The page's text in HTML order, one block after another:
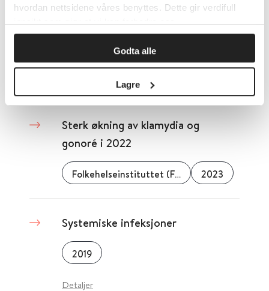
hvordan nettsidene våres benyttes. Dette gir verdifull
innsikt som gjør at vi kan forbedre oss.
Godta alle
Lagre
Folkehelseinstituttet (FHI)
Sterk økning av klamydia og
gonoré i 2022
Folkehelseinstituttet (FHI) 2023
Systemiske infeksjoner
2019
Detaljer